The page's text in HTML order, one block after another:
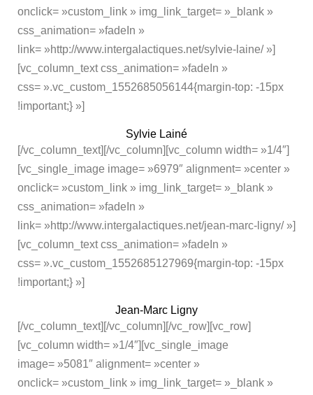
onclick= »custom_link » img_link_target= »_blank »
css_animation= »fadeIn »
link= »http://www.intergalactiques.net/sylvie-laine/ »]
[vc_column_text css_animation= »fadeIn »
css= ».vc_custom_1552685056144{margin-top: -15px
!important;} »]
Sylvie Lainé
[/vc_column_text][/vc_column][vc_column width= »1/4″]
[vc_single_image image= »6979″ alignment= »center »
onclick= »custom_link » img_link_target= »_blank »
css_animation= »fadeIn »
link= »http://www.intergalactiques.net/jean-marc-ligny/ »]
[vc_column_text css_animation= »fadeIn »
css= ».vc_custom_1552685127969{margin-top: -15px
!important;} »]
Jean-Marc Ligny
[/vc_column_text][/vc_column][/vc_row][vc_row]
[vc_column width= »1/4″][vc_single_image
image= »5081″ alignment= »center »
onclick= »custom_link » img_link_target= »_blank »